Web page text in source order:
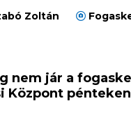
Zoltán
nem jár a
Központ